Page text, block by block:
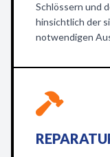
Schlössern und
hinsichtlich der
notwendigen